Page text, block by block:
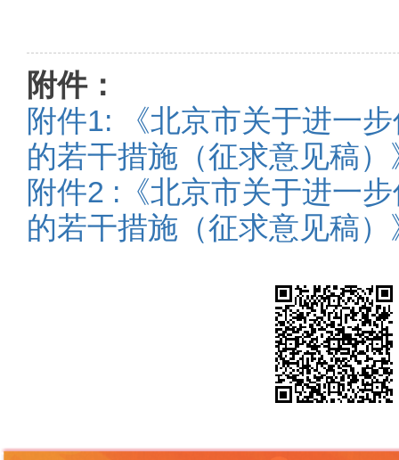
附件：
附件1: 《北京市关于进一
的若干措施（征求意见稿）
附件2 :《北京市关于进一
的若干措施（征求意见稿